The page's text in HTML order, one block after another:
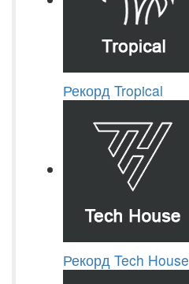
Рекорд Tropical
Рекорд Tech House